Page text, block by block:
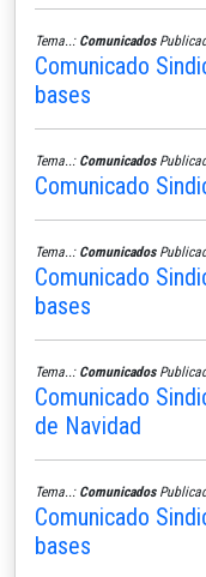
Tema..: Comunicados
Comunicado
bases
Tema..: Comunicados
Comunicado
Tema..: Comunicados
Comunicado
bases
Tema..: Comunicados
Comunicado
de Navidad
Tema..: Comunicados
Comunicado
bases